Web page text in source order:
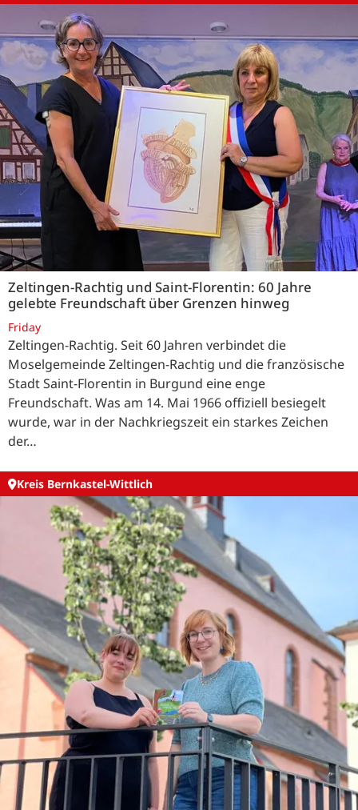
Zeltingen-Rachtig und Saint-Florentin: 60 Jahre
gelebte Freundschaft über Grenzen hinweg
Friday
Zeltingen-Rachtig. Seit 60 Jahren verbindet die
Moselgemeinde Zeltingen-Rachtig und die französische
Stadt Saint-Florentin in Burgund eine enge
Freundschaft. Was am 14. Mai 1966 offiziell besiegelt
wurde, war in der Nachkriegszeit ein starkes Zeichen
der…
Kreis Bernkastel-Wittlich